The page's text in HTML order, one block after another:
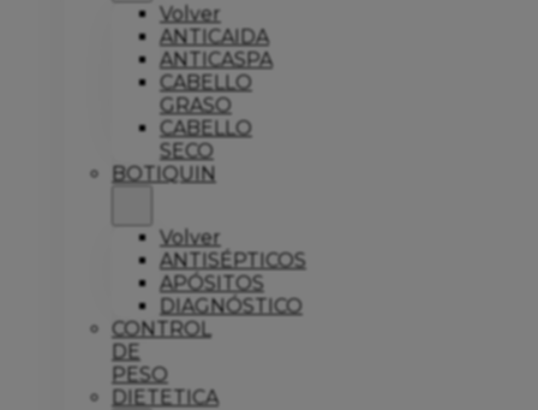
Volver
ANTICAIDA
ANTICASPA
CABELLO
GRASO
CABELLO
SECO
BOTIQUIN
Volver
ANTISÉPTICOS
APÓSITOS
DIAGNÓSTICO
CONTROL
DE
PESO
DIETETICA